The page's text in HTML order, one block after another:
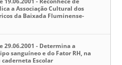
a Associação Cultural dos
da Baixada Fluminense-
29.06.2001 - Determina a
sanguíneo e do Fator RH, na
Escolar